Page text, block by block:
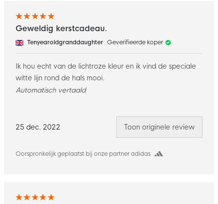
25 dec. 2022
Oorspronkelijk geplaatst bij onze partner adidas
Geweldig kerstcadeau.
Tenyearoldgranddaughter Geverifieerde koper
Ik hou echt van de lichtroze kleur en ik vind de speciale
witte lijn rond de hals mooi.
Automatisch vertaald
Toon originele review